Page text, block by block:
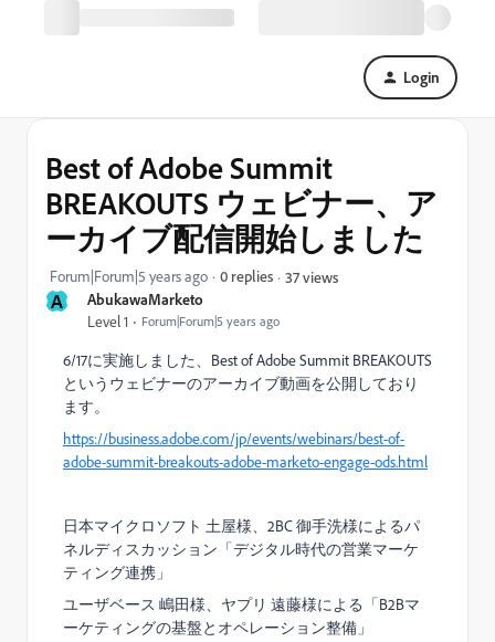
Login
A AbukawaMarketo
Level 1 Forum|Forum|5 years ago
Best of Adobe Summit
BREAKOUTS ウェビナー、ア
ーカイブ配信開始しました
Forum|Forum|5 years ago 0 replies 37 views
6/17に実施しました、Best of Adobe Summit BREAKOUTS
というウェビナーのアーカイブ動画を公開しており
ます。
https://business.adobe.com/jp/events/webinars/best-of-
adobe-summit-breakouts-adobe-marketo-engage-ods.html
日本マイクロソフト 土屋様、2BC 御手洗様によるパ
ネルディスカッション「デジタル時代の営業マーケ
ティング連携」
ユーザベース 嶋田様、ヤプリ 遠藤様による「B2Bマ
ーケティングの基盤とオペレーション整備」